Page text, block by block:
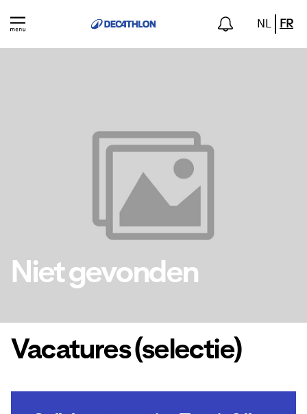
NL FR
Niet gevonden
Vacatures (selectie)